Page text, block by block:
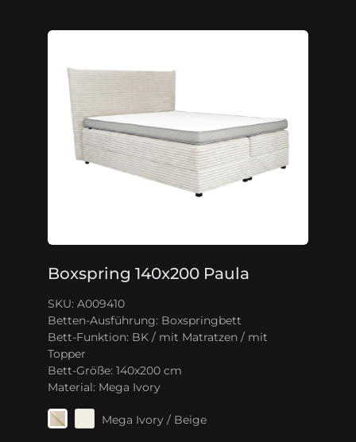
Boxspring 140x200 Paula
SKU: A009410
Betten-Ausführung: Boxspringbett
Bett-Funktion: BK / mit Matratzen / mit
Topper
Bett-Größe: 140x200 cm
Material: Mega Ivory
Mega Ivory / Beige